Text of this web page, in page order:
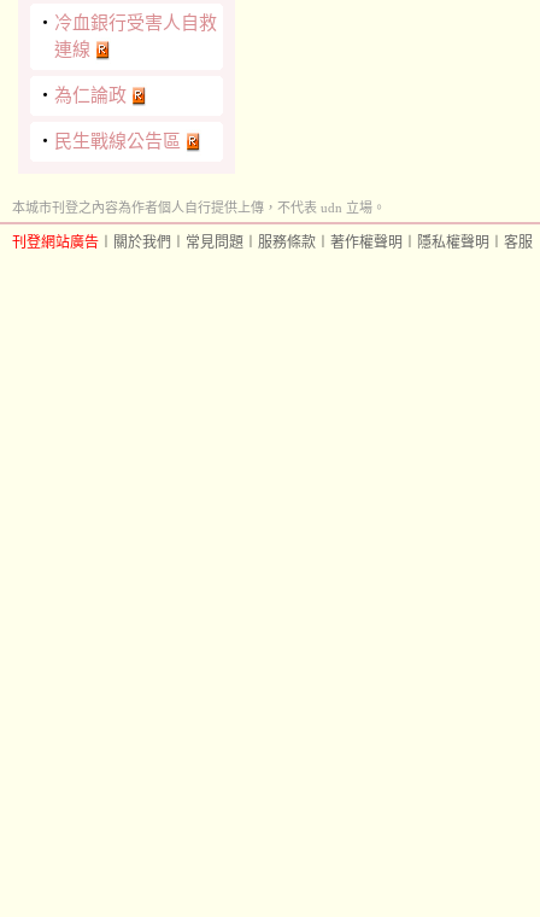
‧ 冷血銀行受害人自救
連線
‧ 為仁論政
‧ 民生戰線公告區
本城市刊登之內容為作者個人自行提供上傳，不代表 udn 立場。
刊登網站廣告 關於我們 常見問題 服務條款 著作權聲明 隱私權聲明 客服